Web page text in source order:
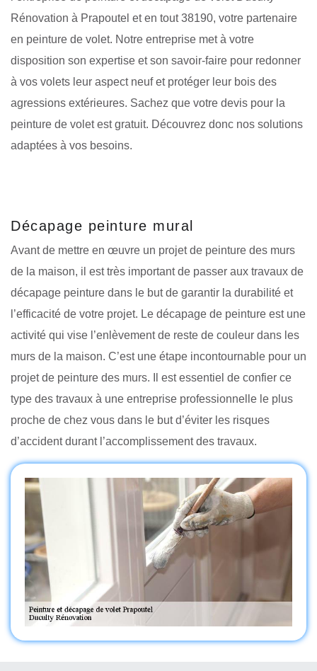
Rénovation à Prapoutel et en tout 38190, votre partenaire
en peinture de volet. Notre entreprise met à votre
disposition son expertise et son savoir-faire pour redonner
à vos volets leur aspect neuf et protéger leur bois des
agressions extérieures. Sachez que votre devis pour la
peinture de volet est gratuit. Découvrez donc nos solutions
adaptées à vos besoins.
Décapage peinture mural
Avant de mettre en œuvre un projet de peinture des murs
de la maison, il est très important de passer aux travaux de
décapage peinture dans le but de garantir la durabilité et
l’efficacité de votre projet. Le décapage de peinture est une
activité qui vise l’enlèvement de reste de couleur dans les
murs de la maison. C’est une étape incontournable pour un
projet de peinture des murs. Il est essentiel de confier ce
type des travaux à une entreprise professionnelle le plus
proche de chez vous dans le but d’éviter les risques
d’accident durant l’accomplissement des travaux.